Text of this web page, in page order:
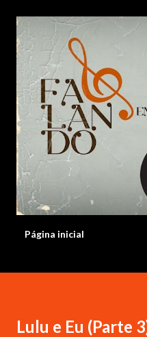
Pular para o
Página inicial
Lulu e Eu (Parte